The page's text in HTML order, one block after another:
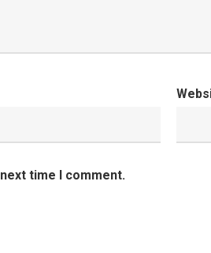
time I comment.